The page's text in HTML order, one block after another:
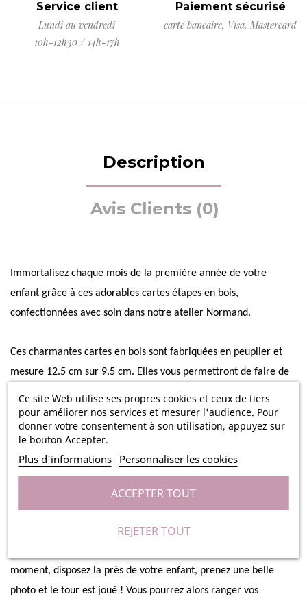
Ce site Web utilise ses propres cookies et ceux de tiers
pour améliorer nos services et mesurer l'audience. Pour
donner votre consentement à son utilisation, appuyez sur
le bouton Accepter.
Plus d'informations Personnaliser les cookies
REJETER TOUT
ACCEPTER TOUT
Service client
Lundi au vendredi
10h-12h30 / 14h-17h
Paiement sécurisé
carte bancaire, Visa, Mastercard
Description
Avis Clients (0)
Immortalisez chaque mois de la première année de votre
enfant grâce à ces adorables cartes étapes en bois,
confectionnées avec soin dans notre atelier Normand.
Ces charmantes cartes en bois sont fabriquées en peuplier et
mesure 12.5 cm sur 9.5 cm. Elles vous permettront de faire de
l’évolution de votre enfant de son premier mois à ses 1 an, de
manière originale et unique. Dans ce ravissant kit de 15 cartes
personnaliser avec le prénom de votre bébé et sa date de
naissance. Vous retrouverez aussi deux jolies cartes avec les
inscriptions « Mon 1er Noël » et « Mon 1er anniversaire ».
moment, disposez la près de votre enfant, prenez une belle
photo et le tour est joué ! Vous pourrez alors ranger vos